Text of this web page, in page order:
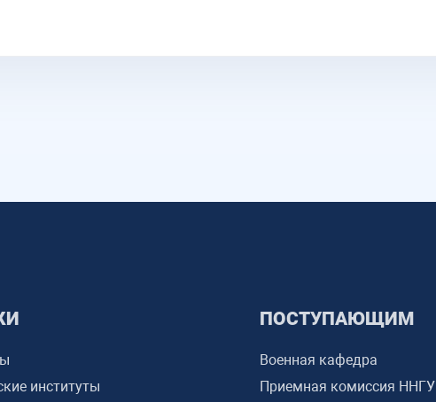
институты
ПОСТУПАЮЩИМ
Военная кафедра
Приемная комиссия ННГУ